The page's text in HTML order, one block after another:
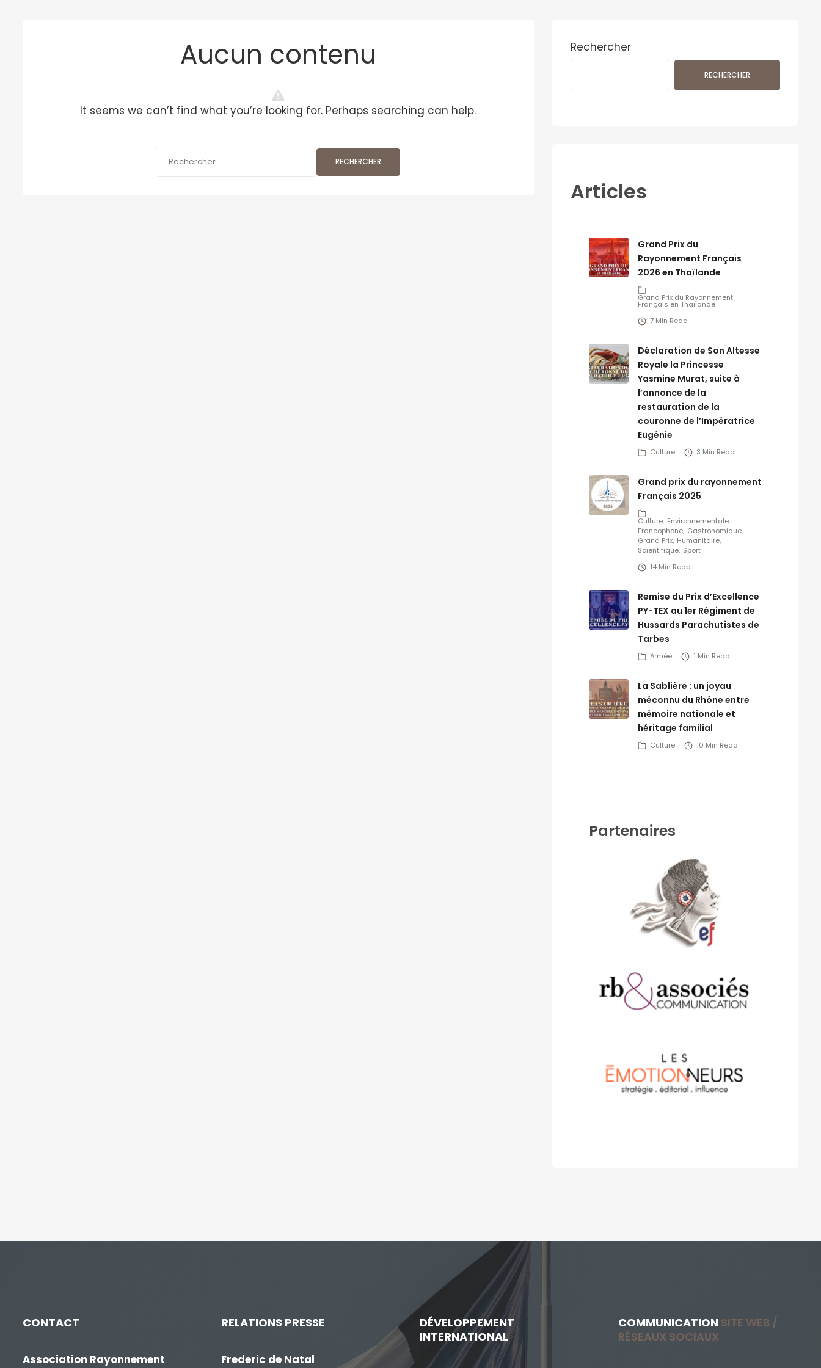
Aucun contenu
It seems we can’t find what you’re looking for. Perhaps searching can help.
RECHERCHER
Rechercher
RECHERCHER
Articles
Grand Prix du
Rayonnement Français
2026 en Thaïlande
Grand Prix du Rayonnement
Français en Thaïlande
7 Min Read
Déclaration de Son Altesse
Royale la Princesse
Yasmine Murat, suite à
l’annonce de la
restauration de la
couronne de l’Impératrice
Eugénie
Culture 3 Min Read
Grand prix du rayonnement
Français 2025
Culture Environnementale
Francophone Gastronomique
Grand Prix Humanitaire
Scientifique Sport
14 Min Read
Remise du Prix d’Excellence
PY-TEX au 1er Régiment de
Hussards Parachutistes de
Tarbes
Armée 1 Min Read
La Sablière : un joyau
méconnu du Rhône entre
mémoire nationale et
héritage familial
Culture 10 Min Read
Partenaires
CONTACT
Association Rayonnement
RELATIONS PRESSE
Frederic de Natal
DÉVELOPPEMENT
INTERNATIONAL
COMMUNICATION SITE WEB /
RÉSEAUX SOCIAUX